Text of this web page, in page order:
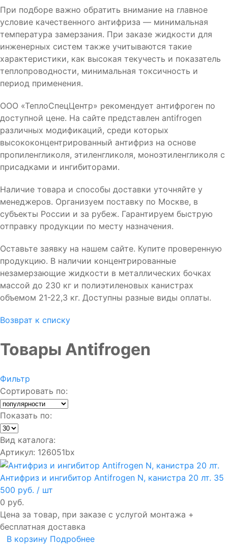
При подборе важно обратить внимание на главное
условие качественного антифриза — минимальная
температура замерзания. При заказе жидкости для
инженерных систем также учитываются такие
характеристики, как высокая текучесть и показатель
теплопроводности, минимальная токсичность и
период применения.
ООО «ТеплоСпецЦентр» рекомендует антифроген по
доступной цене. На сайте представлен antifrogen
различных модификаций, среди которых
высококонцентрированный антифриз на основе
пропиленгликоля, этиленгликоля, моноэтиленгликоля с
присадками и ингибиторами.
Наличие товара и способы доставки уточняйте у
менеджеров. Организуем поставку по Москве, в
субъекты России и за рубеж. Гарантируем быструю
отправку продукции по месту назначения.
Оставьте заявку на нашем сайте. Купите проверенную
продукцию. В наличии концентрированные
незамерзающие жидкости в металлических бочках
массой до 230 кг и полиэтиленовых канистрах
объемом 21-22,3 кг. Доступны разные виды оплаты.
Возврат к списку
Товары Antifrogen
Фильтр
Сортировать по:
Показать по:
Вид каталога:
Артикул: 126051bx
Антифриз и ингибитор Antifrogen N, канистра 20 лт. 35
500 руб. / шт
0 руб.
Цена за товар, при заказе с услугой монтажа +
бесплатная доставка
В корзину Подробнее